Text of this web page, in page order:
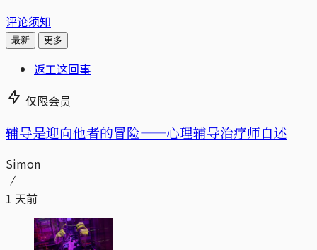
评论须知
最新 更多
返工这回事
仅限会员
辅导是迎向他者的冒险——心理辅导治疗师自述
Simon
1 天前